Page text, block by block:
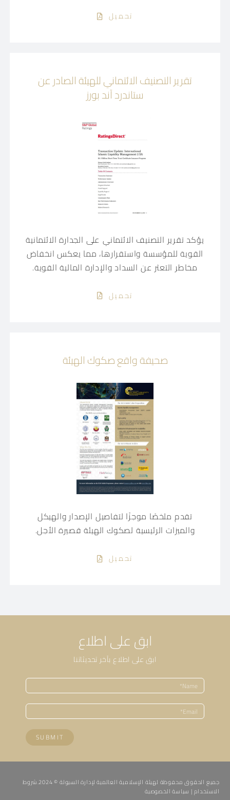
تحميل
تقرير التصنيف الائتماني للهيئة الصادر عن
ستاندرد آند بورز
يؤكد تقرير التصنيف الائتماني على الجدارة الائتمانية
القوية للمؤسسة واستقرارها، مما يعكس انخفاض
مخاطر التعثر عن السداد والإدارة المالية القوية.
تحميل
صحيفة واقع صكوك الهيئة
تقدم ملخصًا موجزًا ​​لتفاصيل الإصدار والهيكل
والميزات الرئيسية لصكوك الهيئة قصيرة الأجل.
تحميل
ابق على اطلاع
ابق على اطلاع بآخر تحديثاتنا
SUBMIT
جميع الحقوق محفوظة لهيئة الإسلامية العالمية لإدارة السيولة © 2024.
شروط
الاستخدام | سياسة الخصوصية